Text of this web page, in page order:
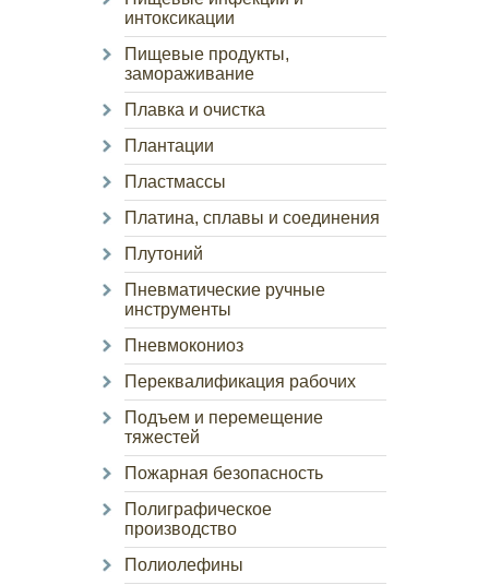
интоксикации
Пищевые продукты,
замораживание
Плавка и очистка
Плантации
Пластмассы
Платина, сплавы и соединения
Плутоний
Пневматические ручные
инструменты
Пневмокониоз
Переквалификация рабочих
Подъем и перемещение
тяжестей
Пожарная безопасность
Полиграфическое
производство
Полиолефины